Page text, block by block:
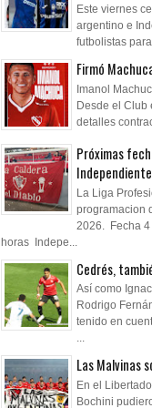
Este viernes
argentino e
futbolistas
Firmó
Imanol
Desde el Club
detalles
Próximas
Independiente
La Liga
programacion
2026. Fecha
horas Indepe...
Cedrés,
Así como
Rodrigo
tenido en
...
Las Malvinas
En el
Bochini